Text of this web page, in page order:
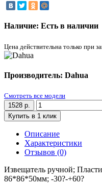
Наличие: Есть в наличии
Цена действительна только при
Производитель: Dahua
Смотреть все модели
1528 р.
Купить в 1 клик
Описание
Характеристики
Отзывов (0)
Извещатель ручной;
86*86*50мм; -30?-+60?